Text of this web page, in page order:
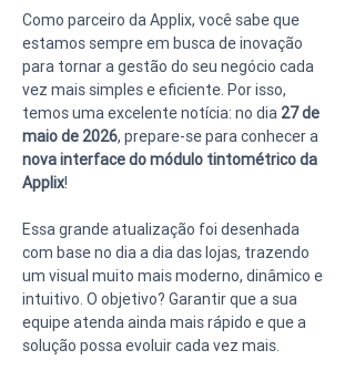
Como parceiro da Applix, você sabe que
estamos sempre em busca de inovação
para tornar a gestão do seu negócio cada
vez mais simples e eficiente. Por isso,
temos uma excelente notícia: no dia 27 de
maio de 2026, prepare-se para conhecer a
nova interface do módulo tintométrico da
Applix!
Essa grande atualização foi desenhada
com base no dia a dia das lojas, trazendo
um visual muito mais moderno, dinâmico e
intuitivo. O objetivo? Garantir que a sua
equipe atenda ainda mais rápido e que a
solução possa evoluir cada vez mais.